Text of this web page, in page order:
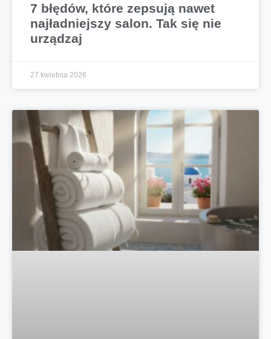
7 błędów, które zepsują nawet
najładniejszy salon. Tak się nie
urządzaj
27 kwietnia 2026